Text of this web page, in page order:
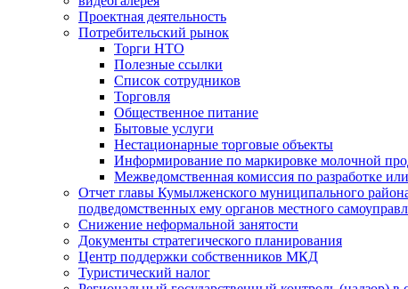
Проектная деятельность
Потребительский рынок
Торги НТО
Полезные ссылки
Список сотрудников
Торговля
Общественное питание
Бытовые услуги
Нестационарные торговые объекты
Информирование по маркировке молочной
Межведомственная комиссия по разработке
Отчет главы Кумылженского муниципального
подведомственных ему органов местного
Снижение неформальной занятости
Документы стратегического планирования
Центр поддержки собственников МКД
Туристический налог